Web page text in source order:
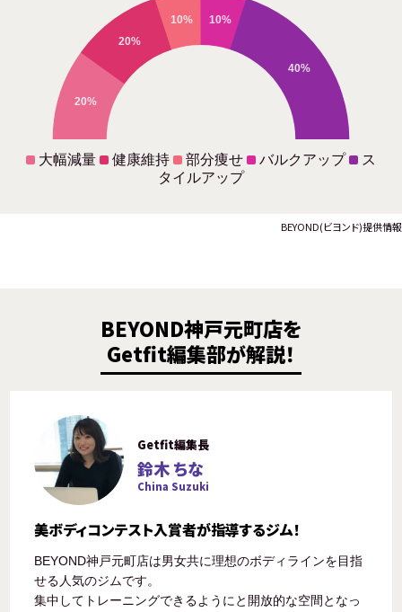
20%
20%
10% 10%
40%
大幅減量 健康維持 部分痩せ バルクアップ
ス
タイルアップ
BEYOND(ビヨンド)提供情報
BEYOND神戸元町店を
Getfit編集部が解説！
Getfit編集長
鈴木 ちな
China Suzuki
美ボディコンテスト入賞者が指導するジム！
BEYOND神戸元町店は男女共に理想のボディラインを目指
せる人気のジムです。
集中してトレーニングできるようにと開放的な空間となっ